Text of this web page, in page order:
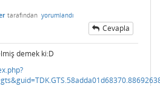
tarafından yorumlandı
Cevapla
demek ki:D